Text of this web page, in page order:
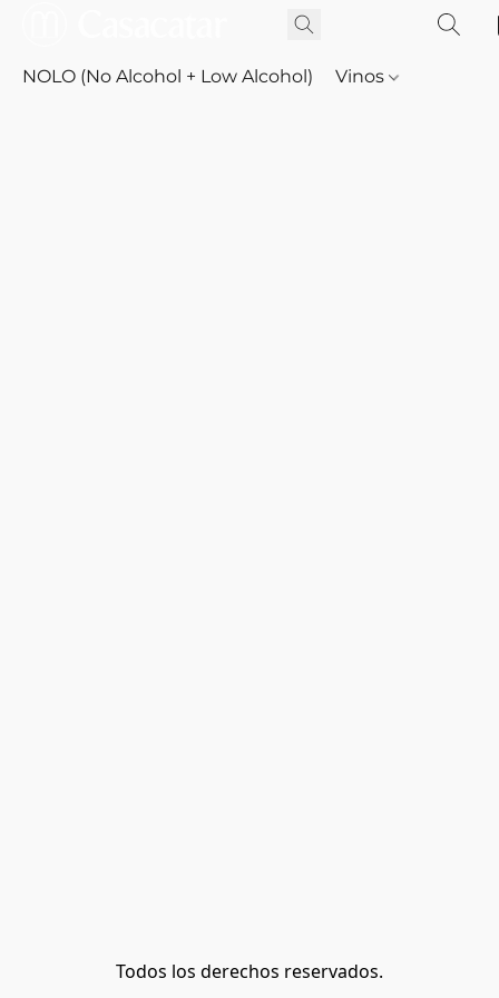
NOLO (No Alcohol + Low Alcohol) Vinos
Todos los derechos reservados.